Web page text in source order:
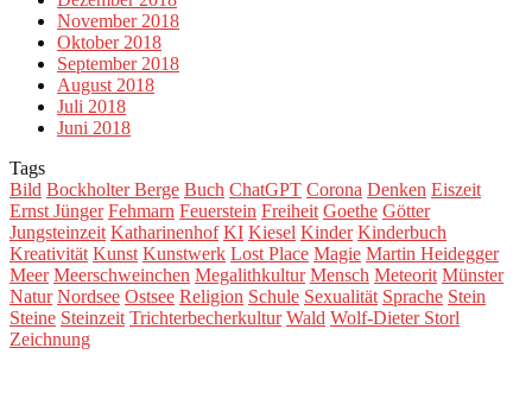
November 2018
Oktober 2018
September 2018
August 2018
Juli 2018
Juni 2018
Tags
Bild Bockholter Berge Buch ChatGPT Corona Denken Eiszeit
Ernst Jünger Fehmarn Feuerstein Freiheit Goethe Götter
Jungsteinzeit Katharinenhof KI Kiesel Kinder Kinderbuch
Kreativität Kunst Kunstwerk Lost Place Magie Martin Heidegger
Meer Meerschweinchen Megalithkultur Mensch Meteorit Münster
Natur Nordsee Ostsee Religion Schule Sexualität Sprache Stein
Steine Steinzeit Trichterbecherkultur Wald Wolf-Dieter Storl
Zeichnung